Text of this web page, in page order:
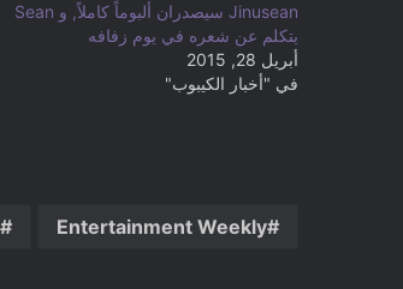
Jinusean سيصدران ألبوماً كاملاً, و Sean
يتكلم عن شعره في يوم زفافه
أبريل 28, 2015
في "أخبار الكيبوب"
Entertainment Weekly